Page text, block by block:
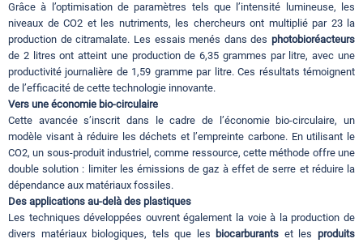
Grâce à l’optimisation de paramètres tels que l’intensité lumineuse, les
niveaux de CO2 et les nutriments, les chercheurs ont multiplié par 23 la
production de citramalate. Les essais menés dans des photobioréacteurs
de 2 litres ont atteint une production de 6,35 grammes par litre, avec une
productivité journalière de 1,59 gramme par litre. Ces résultats témoignent
de l’efficacité de cette technologie innovante.
Vers une économie bio-circulaire
Cette avancée s’inscrit dans le cadre de l’économie bio-circulaire, un
modèle visant à réduire les déchets et l’empreinte carbone. En utilisant le
CO2, un sous-produit industriel, comme ressource, cette méthode offre une
double solution : limiter les émissions de gaz à effet de serre et réduire la
dépendance aux matériaux fossiles.
Des applications au-delà des plastiques
Les techniques développées ouvrent également la voie à la production de
divers matériaux biologiques, tels que les biocarburants et lesproduits